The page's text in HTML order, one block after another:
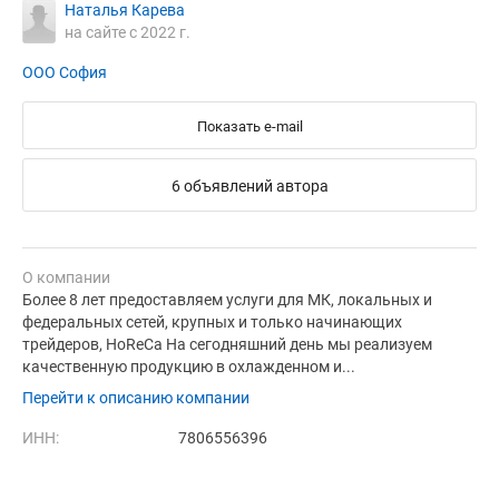
Наталья Карева
на сайте с 2022 г.
ООО София
Показать e-mail
6 объявлений автора
О компании
Более 8 лет предоставляем услуги для МК, локальных и
федеральных сетей, крупных и только начинающих
трейдеров, HoReCa На сегодняшний день мы реализуем
качественную продукцию в охлажденном и...
Перейти к описанию компании
ИНН: 7806556396